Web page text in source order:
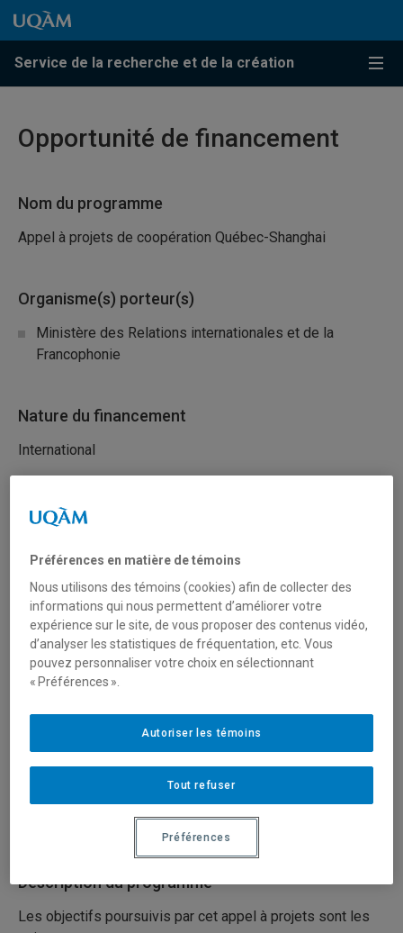
Passer au contenu
Accéder au menu principal
Accéder à la recherche
Passer au contenu
Accéder au menu principal
Service de la recherche et de la création
Menu
Opportunité de financement
Nom du programme
Appel à projets de coopération Québec-Shanghai
Organisme(s) porteur(s)
Ministère des Relations internationales et de la
Francophonie
Nature du financement
International
Type de financement
Mobilisation des connaissances (réseautage, transfert
et diffusion)
Secteur(s)
Sciences humaines et sociales
Sciences liées à la santé
Sciences naturelles et mathématiques
Description du programme
Les objectifs poursuivis par cet appel à projets sont les
Préférences en matière de témoins
Nous utilisons des témoins (cookies) afin de collecter des
informations qui nous permettent d’améliorer votre
expérience sur le site, de vous proposer des contenus vidéo,
d’analyser les statistiques de fréquentation, etc. Vous
pouvez personnaliser votre choix en sélectionnant
« Préférences ».
Tout refuser
Autoriser les témoins
Préférences